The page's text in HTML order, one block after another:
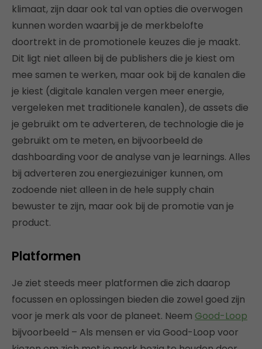
klimaat, zijn daar ook tal van opties die overwogen
kunnen worden waarbij je de merkbelofte
doortrekt in de promotionele keuzes die je maakt.
Dit ligt niet alleen bij de publishers die je kiest om
mee samen te werken, maar ook bij de kanalen die
je kiest (digitale kanalen vergen meer energie,
vergeleken met traditionele kanalen), de assets die
je gebruikt om te adverteren, de technologie die je
gebruikt om te meten, en bijvoorbeeld de
dashboarding voor de analyse van je learnings. Alles
bij adverteren zou energiezuiniger kunnen, om
zodoende niet alleen in de hele supply chain
bewuster te zijn, maar ook bij de promotie van je
product.
Platformen
Je ziet steeds meer platformen die zich daarop
focussen en oplossingen bieden die zowel goed zijn
voor je merk als voor de planeet. Neem Good-Loop
bijvoorbeeld – Als mensen er via Good-Loop voor